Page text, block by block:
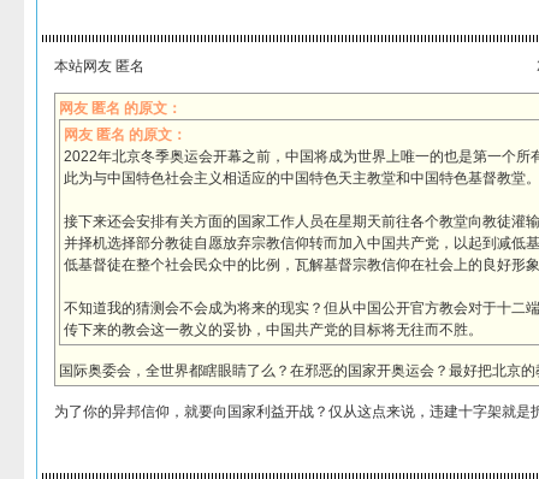
本站网友 匿名
网友 匿名 的原文：
网友 匿名 的原文：
2022年北京冬季奥运会开幕之前，中国将成为世界上唯一的也是第一个所
此为与中国特色社会主义相适应的中国特色天主教堂和中国特色基督教堂。
接下来还会安排有关方面的国家工作人员在星期天前往各个教堂向教徒灌
并择机选择部分教徒自愿放弃宗教信仰转而加入中国共产党，以起到减低
低基督徒在整个社会民众中的比例，瓦解基督宗教信仰在社会上的良好形
不知道我的猜测会不会成为将来的现实？但从中国公开官方教会对于十二
传下来的教会这一教义的妥协，中国共产党的目标将无往而不胜。
国际奥委会，全世界都瞎眼睛了么？在邪恶的国家开奥运会？最好把北京
为了你的异邦信仰，就要向国家利益开战？仅从这点来说，违建十字架就是